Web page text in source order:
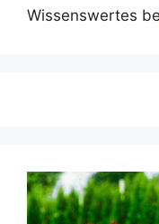
Wissenswertes